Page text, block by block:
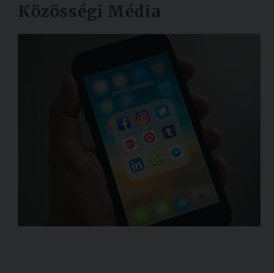
Közösségi Média